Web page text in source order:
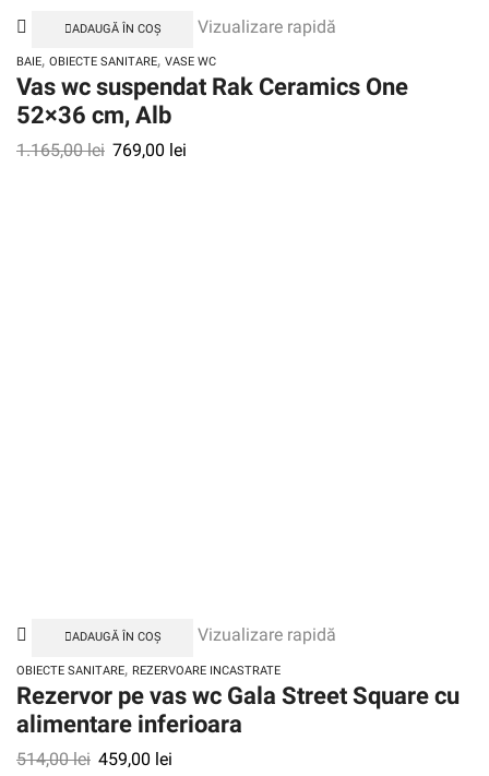
ADAUGĂ ÎN COȘ Vizualizare rapidă
BAIE, OBIECTE SANITARE, VASE WC
Vas wc suspendat Rak Ceramics One
52×36 cm, Alb
1.165,00lei 769,00 lei
ADAUGĂ ÎN COȘ Vizualizare rapidă
OBIECTE SANITARE, REZERVOARE INCASTRATE
Rezervor pe vas wc Gala Street Square cu
alimentare inferioara
514,00lei 459,00 lei